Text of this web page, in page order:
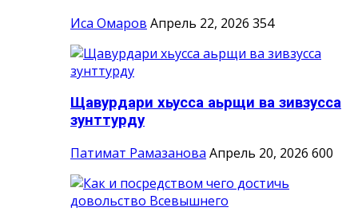
Иса Омаров Апрель 22, 2026 354
Щавурдари хьусса аьрщи ва зивзусса
зунттурду
Патимат Рамазанова Апрель 20, 2026 600